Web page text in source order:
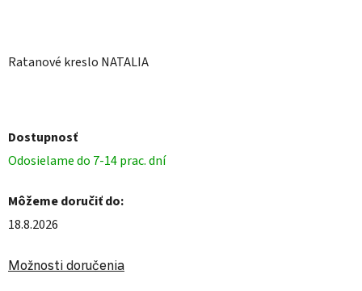
Ratanové kreslo NATALIA
Dostupnosť
Odosielame do 7-14 prac. dní
Môžeme doručiť do:
18.8.2026
Možnosti doručenia